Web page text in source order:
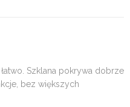
Szklana pokrywa dobrze
bez większych